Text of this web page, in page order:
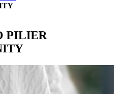
PILIER